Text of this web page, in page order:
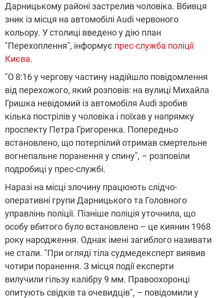
Дарницькому районі застрелив чоловіка. Вбивця
зник із місця на автомобілі Audi червоного
кольору. У столиці введено у дію план
"Перехоплення", інформує прес-служба поліції
Києва.
"О 8:16 у чергову частину надійшло повідомлення
від перехожого, який розповів: на вулиці Михайла
Гришка невідомий із автомобіля Audi зробив
кілька пострілів у чоловіка і поїхав у напрямку
проспекту Петра Григоренка. Попередньо
встановлено, що потерпілий отримав смертельне
вогнепальне поранення у спину", – розповіли
подробиці у прес-службі.
Наразі на місці злочину працюють слідчо-
оперативні групи Дарницького та Головного
управлінь поліції. Пізніше поліція уточнила, що
особу вбитого було встановлено – це киянин 1968
року народження. Однак імені загиблого називати
не стали. "При огляді тіла судмедексперт виявив
чотири поранення. З місця події експерти
вилучили гільзу калібру 9 мм. Правоохоронці
опитують свідків та очевидців", – повідомили у